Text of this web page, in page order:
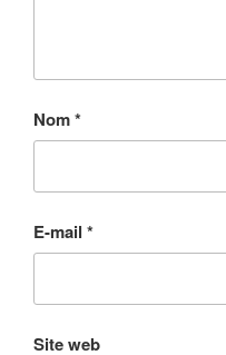
Nom*
E-mail *
Site web